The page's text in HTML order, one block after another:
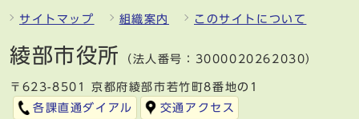
サイトマップ 組織案内 このサイトについて
綾部市役所 （法人番号：3000020262030）
〒623-8501 京都府綾部市若竹町8番地の1
各課直通ダイアル
交通アクセス